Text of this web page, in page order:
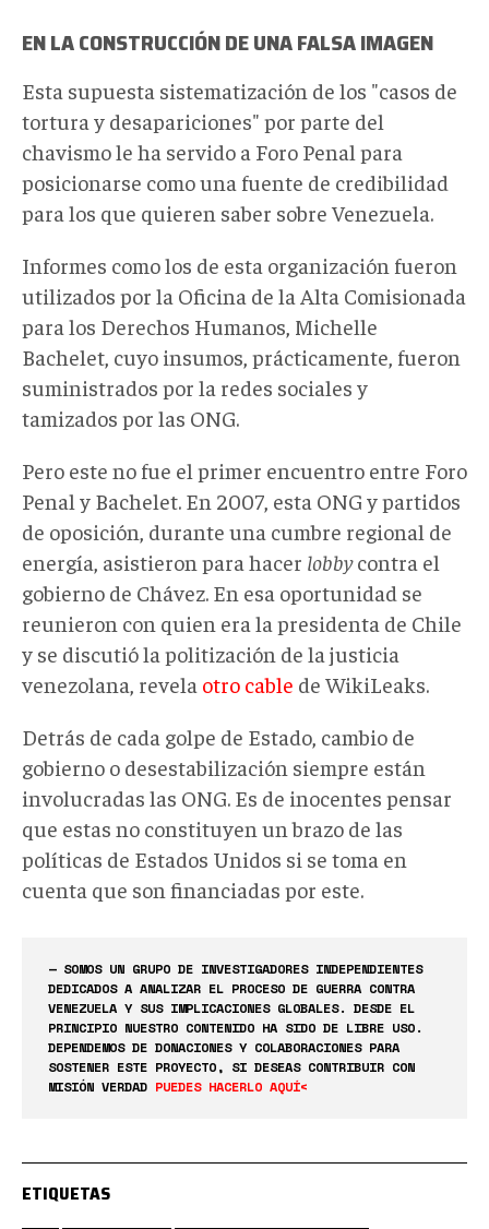
EN LA CONSTRUCCIÓN DE UNA FALSA IMAGEN
Esta supuesta sistematización de los "casos de
tortura y desapariciones" por parte del
chavismo le ha servido a Foro Penal para
posicionarse como una fuente de credibilidad
para los que quieren saber sobre Venezuela.
Informes como los de esta organización fueron
utilizados por la Oficina de la Alta Comisionada
para los Derechos Humanos, Michelle
Bachelet, cuyo insumos, prácticamente, fueron
suministrados por la redes sociales y
tamizados por las ONG.
Pero este no fue el primer encuentro entre Foro
Penal y Bachelet. En 2007, esta ONG y partidos
de oposición, durante una cumbre regional de
energía, asistieron para hacer lobbycontra el
gobierno de Chávez. En esa oportunidad se
reunieron con quien era la presidenta de Chile
y se discutió la politización de la justicia
venezolana, revela otro cable de WikiLeaks.
Detrás de cada golpe de Estado, cambio de
gobierno o desestabilización siempre están
involucradas las ONG. Es de inocentes pensar
que estas no constituyen un brazo de las
políticas de Estados Unidos si se toma en
cuenta que son financiadas por este.
— SOMOS UN GRUPO DE INVESTIGADORES INDEPENDIENTES
DEDICADOS A ANALIZAR EL PROCESO DE GUERRA CONTRA
VENEZUELA Y SUS IMPLICACIONES GLOBALES. DESDE EL
PRINCIPIO NUESTRO CONTENIDO HA SIDO DE LIBRE USO.
DEPENDEMOS DE DONACIONES Y COLABORACIONES PARA
SOSTENER ESTE PROYECTO, SI DESEAS CONTRIBUIR CON
MISIÓN VERDAD PUEDES HACERLO AQUÍ<
ETIQUETAS